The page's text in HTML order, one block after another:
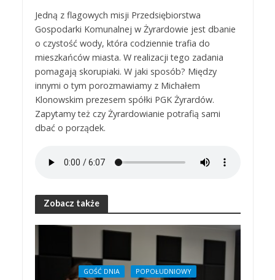
Jedną z flagowych misji Przedsiębiorstwa
Gospodarki Komunalnej w Żyrardowie jest dbanie
o czystość wody, która codziennie trafia do
mieszkańców miasta. W realizacji tego zadania
pomagają skorupiaki. W jaki sposób? Między
innymi o tym porozmawiamy z Michałem
Klonowskim prezesem spółki PGK Żyrardów.
Zapytamy też czy Żyrardowianie potrafią sami
dbać o porządek.
Zobacz także
GOŚĆ DNIA POPOŁUDNIOWY